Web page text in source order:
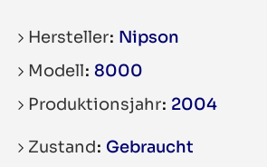
Hersteller Nipson
Modell 8000
Produktionsjahr 2004
Zustand Gebraucht